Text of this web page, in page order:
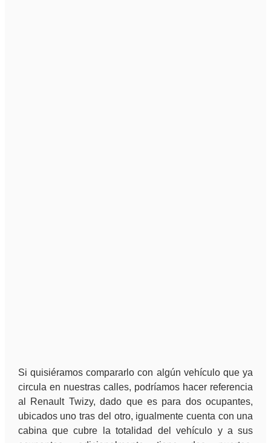
Si quisiéramos compararlo con algún vehículo que ya
circula en nuestras calles, podríamos hacer referencia
al Renault Twizy, dado que es para dos ocupantes,
ubicados uno tras del otro, igualmente cuenta con una
cabina que cubre la totalidad del vehículo y a sus